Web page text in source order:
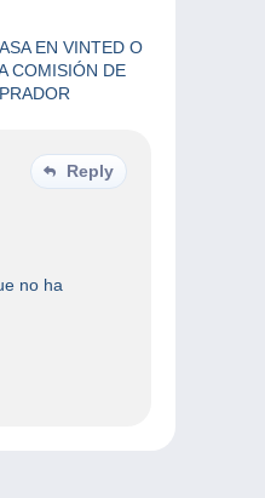
EN VINTED O
COMISIÓN DE
Reply
no ha